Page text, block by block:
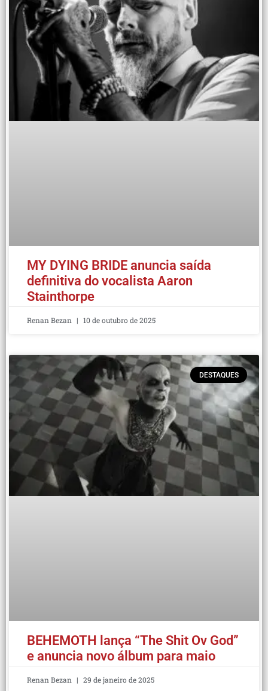
MY DYING BRIDE anuncia saída
definitiva do vocalista Aaron
Stainthorpe
Renan Bezan 10 de outubro de 2025
DESTAQUES
BEHEMOTH lança “The Shit Ov God”
e anuncia novo álbum para maio
Renan Bezan 29 de janeiro de 2025